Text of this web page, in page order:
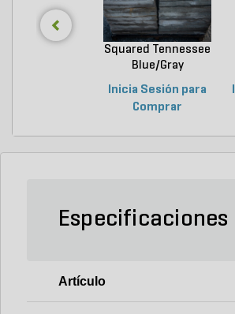
Squared Tennessee
Blue/Gray
Inicia Sesión para
Comprar
Especificaciones
Artículo